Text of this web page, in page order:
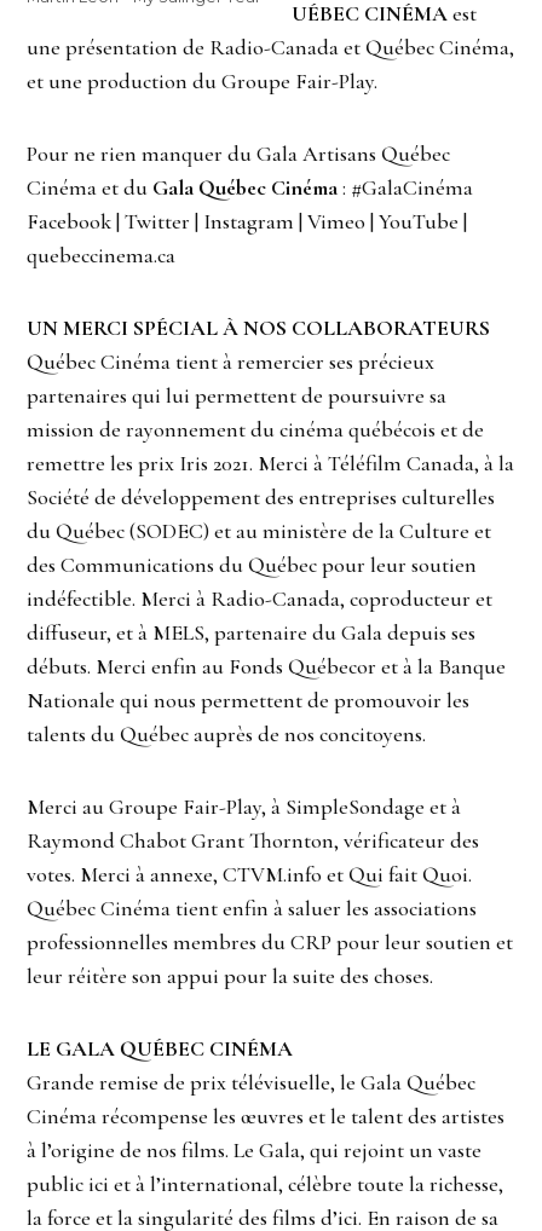
UÉBEC CINÉMAest
une présentation de Radio-Canada et Québec Cinéma,
et une production du Groupe Fair-Play.
Pour ne rien manquer du Gala Artisans Québec
Cinéma et du Gala Québec Cinéma: #GalaCinéma
Facebook | Twitter | Instagram | Vimeo | YouTube |
quebeccinema.ca
UN MERCI SPÉCIAL À NOS COLLABORATEURS
Québec Cinéma tient à remercier ses précieux
partenaires qui lui permettent de poursuivre sa
mission de rayonnement du cinéma québécois et de
remettre les prix Iris 2021. Merci à Téléfilm Canada, à la
Société de développement des entreprises culturelles
du Québec (SODEC) et au ministère de la Culture et
des Communications du Québec pour leur soutien
indéfectible. Merci à Radio-Canada, coproducteur et
diffuseur, et à MELS, partenaire du Gala depuis ses
débuts. Merci enfin au Fonds Québecor et à la Banque
Nationale qui nous permettent de promouvoir les
talents du Québec auprès de nos concitoyens.
Merci au Groupe Fair-Play, à SimpleSondage et à
Raymond Chabot Grant Thornton, vérificateur des
votes. Merci à annexe, CTVM.info et Qui fait Quoi.
Québec Cinéma tient enfin à saluer les associations
professionnelles membres du CRP pour leur soutien et
leur réitère son appui pour la suite des choses.
LE GALA QUÉBEC CINÉMA
Grande remise de prix télévisuelle, le Gala Québec
Cinéma récompense les œuvres et le talent des artistes
à l’origine de nos films. Le Gala, qui rejoint un vaste
public ici et à l’international, célèbre toute la richesse,
la force et la singularité des films d’ici. En raison de sa